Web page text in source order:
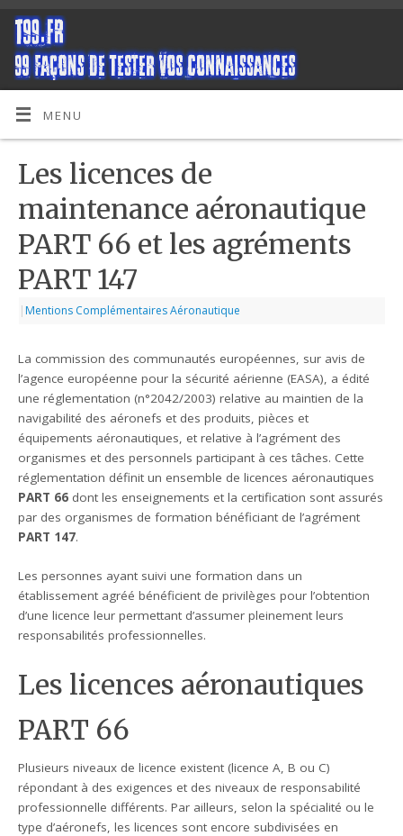
MENU
Les licences de
maintenance aéronautique
PART 66 et les agréments
PART 147
| Mentions Complémentaires Aéronautique
La commission des communautés européennes, sur avis de
l’agence européenne pour la sécurité aérienne (EASA), a édité
une réglementation (n°2042/2003) relative au maintien de la
navigabilité des aéronefs et des produits, pièces et
équipements aéronautiques, et relative à l’agrément des
organismes et des personnels participant à ces tâches. Cette
réglementation définit un ensemble de licences aéronautiques
PART 66 dont les enseignements et la certification sont assurés
par des organismes de formation bénéficiant de l’agrément
PART 147.
Les personnes ayant suivi une formation dans un
établissement agréé bénéficient de privilèges pour l’obtention
d’une licence leur permettant d’assumer pleinement leurs
responsabilités professionnelles.
Les licences aéronautiques
PART 66
Plusieurs niveaux de licence existent (licence A, B ou C)
répondant à des exigences et des niveaux de responsabilité
professionnelle différents. Par ailleurs, selon la spécialité ou le
type d’aéronefs, les licences sont encore subdivisées en